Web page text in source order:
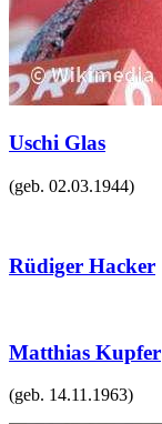
Uschi Glas
(geb. 02.03.1944)
Rüdiger Hacker
Matthias Kupfer
(geb. 14.11.1963)